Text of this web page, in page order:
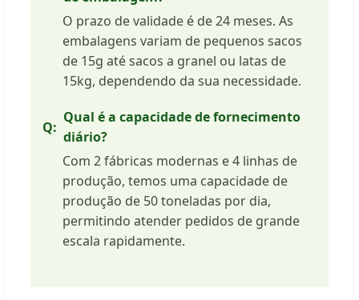
O prazo de validade é de 24 meses. As
embalagens variam de pequenos sacos
de 15g até sacos a granel ou latas de
15kg, dependendo da sua necessidade.
Qual é a capacidade de fornecimento
diário?
Com 2 fábricas modernas e 4 linhas de
produção, temos uma capacidade de
produção de 50 toneladas por dia,
permitindo atender pedidos de grande
escala rapidamente.